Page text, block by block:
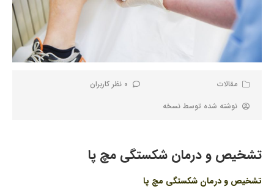
مقالات
0 نظر کاربران
نوشته شده توسط نسخه
تشخیص و درمان شکستگی مچ پا
تشخیص و درمان شکستگی مچ پا